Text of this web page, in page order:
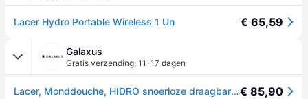
Lacer Hydro Portable Wireless 1 Un € 65,59
Galaxus
Gratis verzending, 11-17 dagen
Lacer, Monddouche, HIDRO snoerloze draagbare mondspuit met snelle en effectieve interdentale reiniging 4 Cleanin€ 85,90